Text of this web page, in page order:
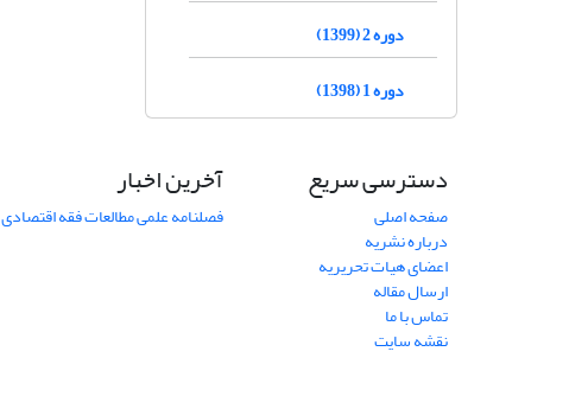
دوره 2 (1399)
دوره 1 (1398)
دسترسی سریع
صفحه اصلی
درباره نشریه
اعضای هیات تحریریه
ارسال مقاله
تماس با ما
نقشه سایت
آخرین اخبار
فصلنامه علمی مطالعات فقه اقتصادی